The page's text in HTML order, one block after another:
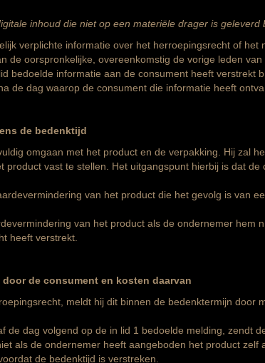
inhoud die niet op een materiële drager is
verplichte informatie over het herroepingsrecht of
de oorspronkelijke, overeenkomstig de vorige leden van
bedoelde informatie aan de consument heeft verstrekt
de dag waarop de consument die informatie heeft
de bedenktijd
omgaan met het product en de verpakking. Hij zal
vast te stellen. Het uitgangspunt hierbij is dat
van het product die het gevolg is van
van het product als de ondernemer hem
heeft verstrekt.
de consument en kosten daarvan
meldt hij dit binnen de bedenktermijn door
de dag volgend op de in lid 1 bedoelde melding, zendt
als de ondernemer heeft aangeboden het product
de bedenktijd is verstreken.